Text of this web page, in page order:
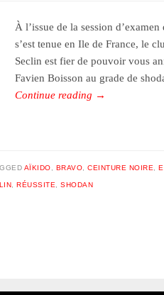
À l’issue de la session
s’est tenue en Ile de France, le
Seclin est fier de pouvoir vous
Favien Boisson au grade de
Continue reading →
AÏKIDO BRAVO ,CEINTURE NOIRE ,
,RÉUSSITE ,SHODAN